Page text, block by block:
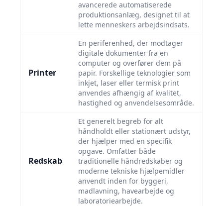
avancerede automatiserede
produktionsanlæg, designet til at
lette menneskers arbejdsindsats.
Printer
En periferenhed, der modtager
digitale dokumenter fra en
computer og overfører dem på
papir. Forskellige teknologier som
inkjet, laser eller termisk print
anvendes afhængig af kvalitet,
hastighed og anvendelsesområde.
Redskab
Et generelt begreb for alt
håndholdt eller stationært udstyr,
der hjælper med en specifik
opgave. Omfatter både
traditionelle håndredskaber og
moderne tekniske hjælpemidler
anvendt inden for byggeri,
madlavning, havearbejde og
laboratoriearbejde.